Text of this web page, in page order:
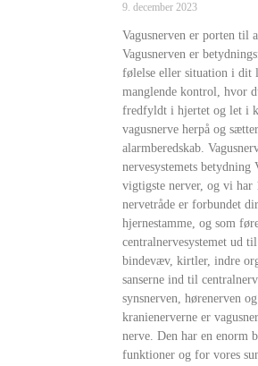
9. december 2023
Vagusnerven er porten til
Vagusnerven er
følelse eller situation i dit
manglende kontrol, hvor
fredfyldt i hjertet og let i
vagusnerve herpå og
alarmberedskab.
nervesystemets betydning
vigtigste nerver, og vi har
nervetråde er forbundet
hjernestamme, og som
centralnervesystemet ud
bindevæv, kirtler, indre
sanserne ind til
synsnerven, hørenerven
kranienerverne er
nerve. Den har en enorm
funktioner og for vores